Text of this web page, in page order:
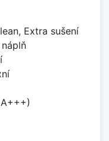
Extra sušení